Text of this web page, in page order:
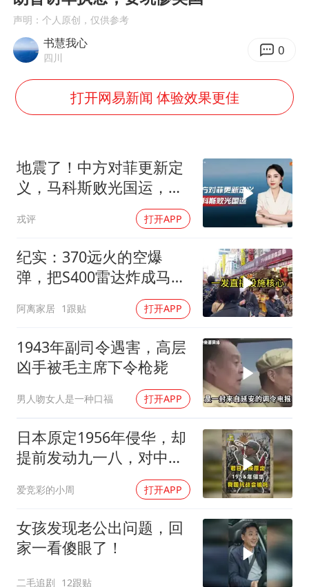
朱雨玲晋级WTT横滨冠军赛女单八强
“中国蔬菜之乡”最高温达41.8℃
声明：个人原创，仅供参考
书慧我心
四川 0
打开网易新闻 体验效果更佳
地震了！中方对菲更新定
义，马科斯败光国运，还
剩19万亿债务未还
戎评 打开APP
纪实：370远火的空爆
弹，把S400雷达炸成马蜂
窝，靶标惨状让台军急眼
了
阿离家居 1跟贴 打开APP
1943年副司令遇害，高层
凶手被毛主席下令枪毙
男人吻女人是一种口福 打开APP
日本原定1956年侵华，却
提前发动九一八，对中国
爱竞彩的小周 打开APP
女孩发现老公出问题，回
家一看傻眼了！
二毛追剧 12跟贴